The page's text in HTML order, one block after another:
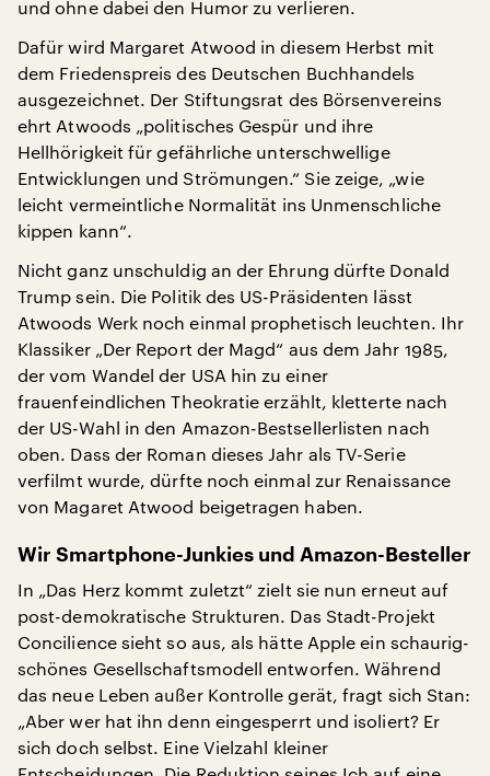
und ohne dabei den Humor zu verlieren.
Dafür wird Margaret Atwood in diesem Herbst mit
dem Friedenspreis des Deutschen Buchhandels
ausgezeichnet. Der Stiftungsrat des Börsenvereins
ehrt Atwoods „politisches Gespür und ihre
Hellhörigkeit für gefährliche unterschwellige
Entwicklungen und Strömungen.“ Sie zeige, „wie
leicht vermeintliche Normalität ins Unmenschliche
kippen kann“.
Nicht ganz unschuldig an der Ehrung dürfte Donald
Trump sein. Die Politik des US-Präsidenten lässt
Atwoods Werk noch einmal prophetisch leuchten. Ihr
Klassiker „Der Report der Magd“ aus dem Jahr 1985,
der vom Wandel der USA hin zu einer
frauenfeindlichen Theokratie erzählt, kletterte nach
der US-Wahl in den Amazon-Bestsellerlisten nach
oben. Dass der Roman dieses Jahr als TV-Serie
verfilmt wurde, dürfte noch einmal zur Renaissance
von Magaret Atwood beigetragen haben.
Wir Smartphone-Junkies und Amazon-Besteller
In „Das Herz kommt zuletzt“ zielt sie nun erneut auf
post-demokratische Strukturen. Das Stadt-Projekt
Concilience sieht so aus, als hätte Apple ein schaurig-
schönes Gesellschaftsmodell entworfen. Während
das neue Leben außer Kontrolle gerät, fragt sich Stan:
„Aber wer hat ihn denn eingesperrt und isoliert? Er
sich doch selbst. Eine Vielzahl kleiner